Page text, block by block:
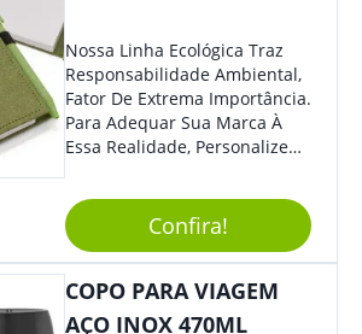
Nossa Linha Ecológica Traz
Responsabilidade Ambiental,
Fator De Extrema Importância.
Para Adequar Sua Marca À
Essa Realidade, Personalize
Anotações Com Post-It E
Caneta. Elaborado A Partir De
Material Reciclado, O Brinde
Também É Prático, Tornando-
Se Assim Excelente Para Uso
Cotidiano. Perfeito, Não É?!
Confira!
COPO PARA VIAGEM
AÇO INOX 470ML